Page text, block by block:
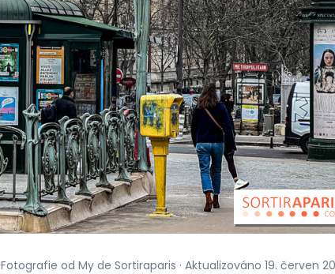
Fotografie od My de Sortiraparis · Aktualizováno 19. červen